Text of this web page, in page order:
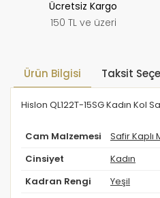
Ücretsiz Kargo
150 TL ve üzeri
Ürün Bilgisi Taksit
Hislon QL122T-15SG Kadın Kol
Cam Malzemesi Safir Kaplı
Cinsiyet Kadın
Kadran Rengi Yeşil